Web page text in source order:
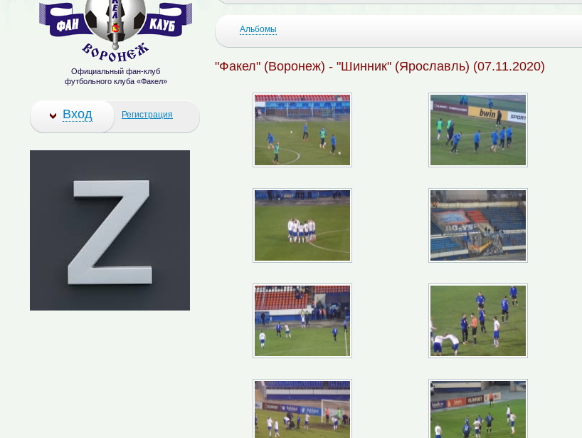
Альбомы
"Факел" (Воронеж) - "Шинник" (Ярославль) (07.11.2020)
Официальный фан-клуб
футбольного клуба «Факел»
Вход Регистрация